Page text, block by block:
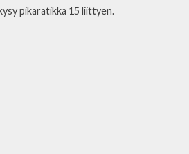
pikaratikka 15 liittyen.